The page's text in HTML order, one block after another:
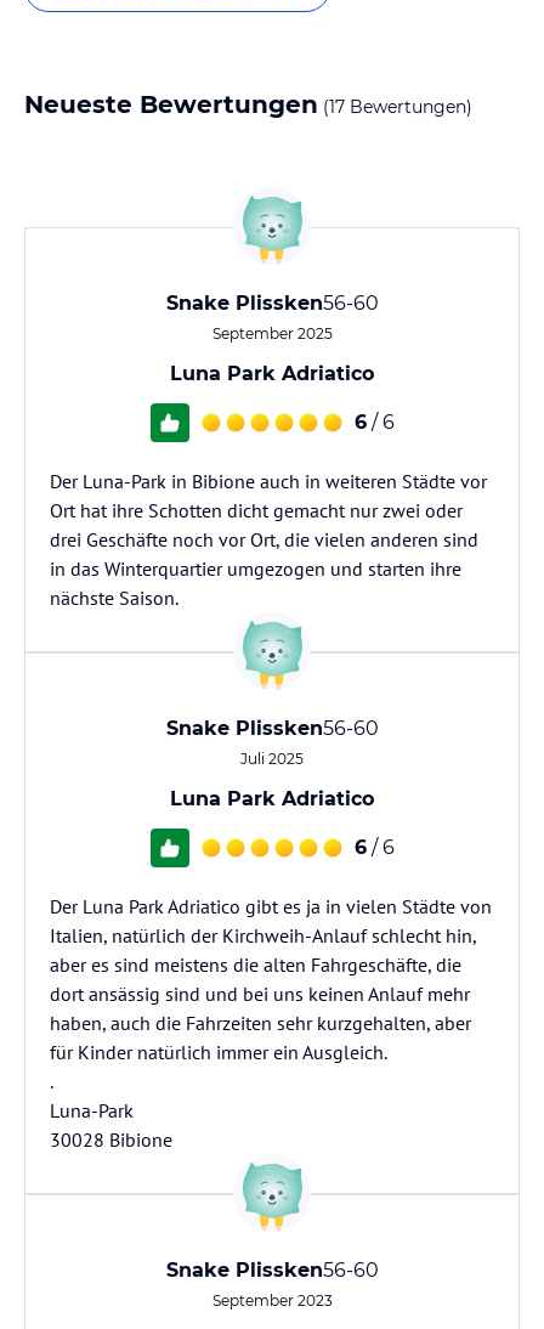
Neueste Bewertungen (17 Bewertungen)
Snake Plissken56-60
September 2025
Luna Park Adriatico
6 / 6
Der Luna-Park in Bibione auch in weiteren Städte vor
Ort hat ihre Schotten dicht gemacht nur zwei oder
drei Geschäfte noch vor Ort, die vielen anderen sind
in das Winterquartier umgezogen und starten ihre
nächste Saison.
Snake Plissken56-60
Juli 2025
Luna Park Adriatico
6 / 6
Der Luna Park Adriatico gibt es ja in vielen Städte von
Italien, natürlich der Kirchweih-Anlauf schlecht hin,
aber es sind meistens die alten Fahrgeschäfte, die
dort ansässig sind und bei uns keinen Anlauf mehr
haben, auch die Fahrzeiten sehr kurzgehalten, aber
für Kinder natürlich immer ein Ausgleich.
.
Luna-Park
30028 Bibione
Snake Plissken56-60
September 2023